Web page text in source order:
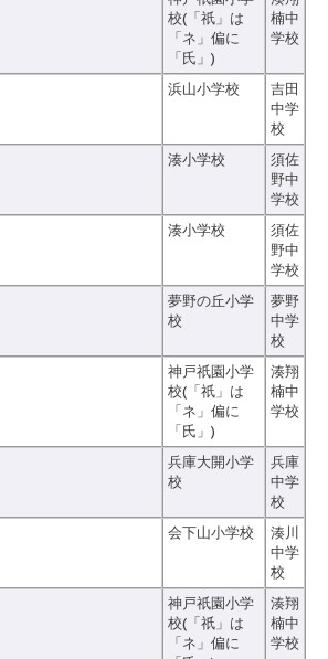
校(「祇」は
「ネ」偏に
「氏」)
楠中
学校
浜山小学校
吉田
中学
校
湊小学校
須佐
野中
学校
湊小学校
須佐
野中
学校
夢野の丘小学
校
夢野
中学
校
神戸祇園小学
校(「祇」は
「ネ」偏に
「氏」)
湊翔
楠中
学校
兵庫大開小学
校
兵庫
中学
校
会下山小学校
湊川
中学
校
神戸祇園小学
校(「祇」は
「ネ」偏に
湊翔
楠中
学校